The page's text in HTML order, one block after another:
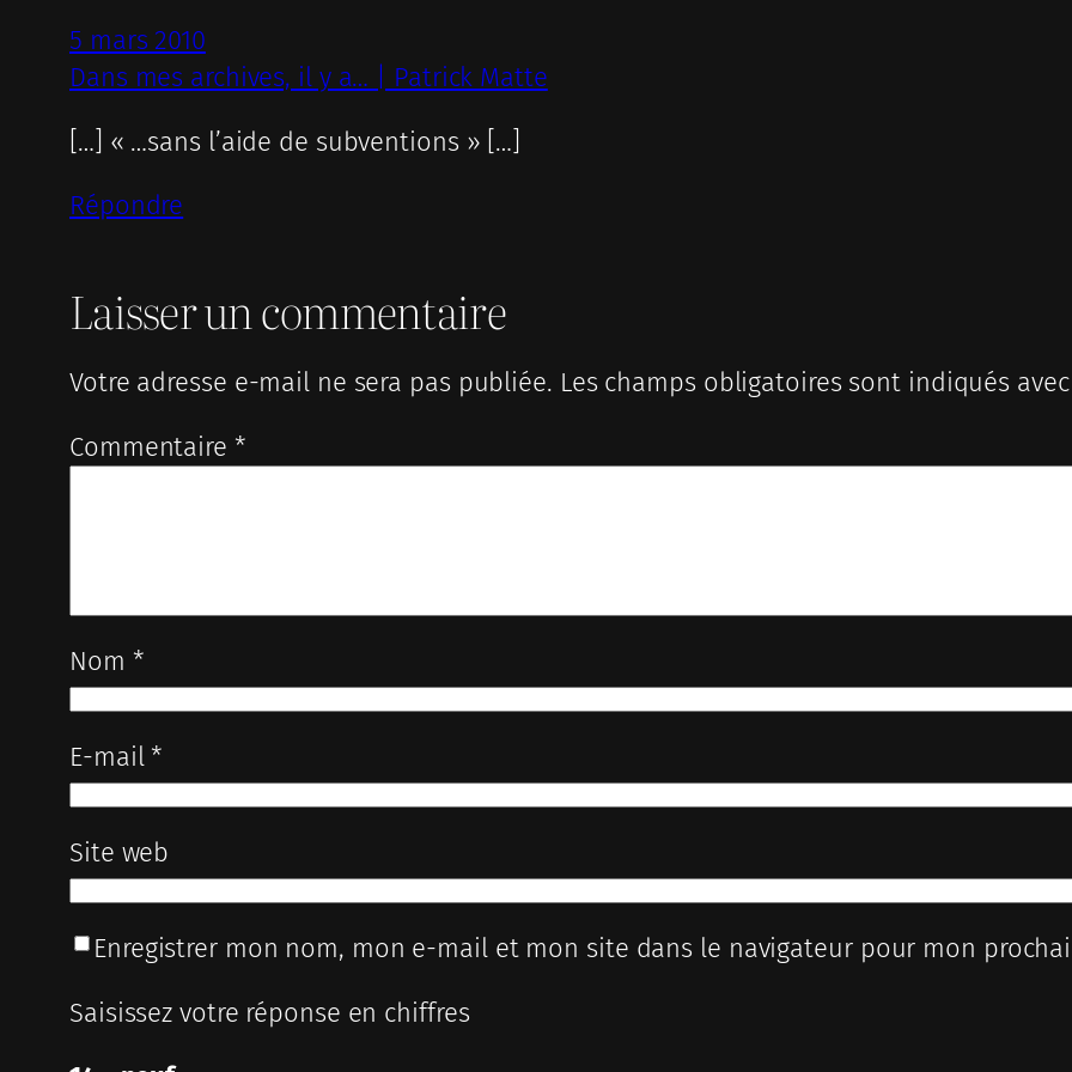
5 mars 2010
Dans mes archives, il y a… | Patrick Matte
[…] « …sans l’aide de subventions » […]
Répondre
Laisser un commentaire
Votre adresse e-mail ne sera pas publiée. Les champs obligatoires sont indiqués
Commentaire *
Nom *
E-mail *
Site web
Enregistrer mon nom, mon e-mail et mon site dans le navigateur pour mon
Saisissez votre réponse en chiffres